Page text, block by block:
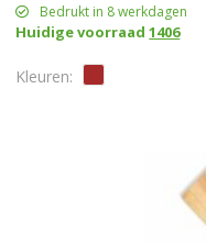
Bedrukt in 8 werkdagen
Huidige voorraad1406